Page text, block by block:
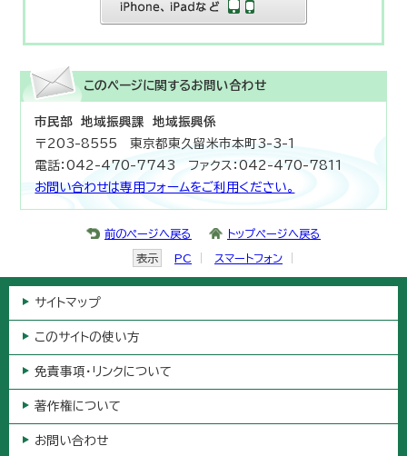
このページに関するお問い合わせ
市民部 地域振興課 地域振興係
〒203-8555 東京都東久留米市本町3-3-1
電話：042-470-7743 ファクス：042-470-7811
お問い合わせは専用フォームをご利用ください。
前のページへ戻る トップページへ戻る
表示 PC スマートフォン
サイトマップ
このサイトの使い方
免責事項・リンクについて
著作権について
お問い合わせ